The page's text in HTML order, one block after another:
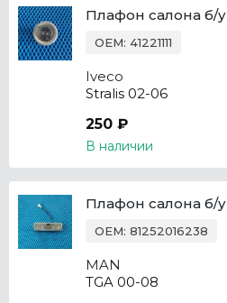
Плафон салона б/у
OEM: 41221111
Iveco
Stralis 02-06
250 ₽
В наличии
Плафон салона б/у
OEM: 81252016238
MAN
TGA 00-08